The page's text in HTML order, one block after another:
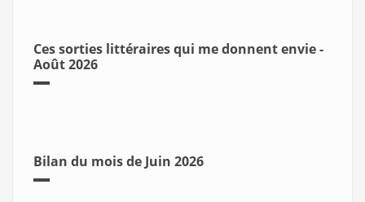
Ces sorties littéraires qui me donnent envie -
Août 2026
Bilan du mois de Juin 2026